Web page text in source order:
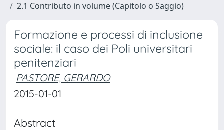
2.1 Contributo in volume (Capitolo o Saggio)
Formazione e processi di inclusione
sociale: il caso dei Poli universitari
penitenziari
PASTORE, GERARDO
2015-01-01
Abstract